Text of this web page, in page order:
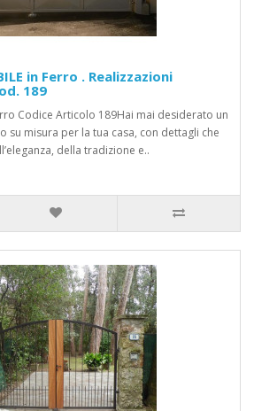
in Ferro . Realizzazioni
189
Codice Articolo 189Hai mai desiderato un
su misura per la tua casa, con dettagli che
della tradizione e..